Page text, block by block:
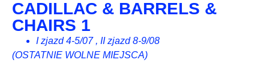
CADILLAC & BARRELS &
CHAIRS 1
I zjazd 4-5/07 , II zjazd 8-9/08
(OSTATNIE WOLNE MIEJSCA)